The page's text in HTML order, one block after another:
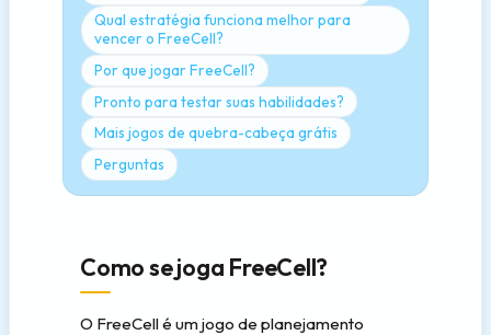
Qual estratégia funciona melhor para
vencer o FreeCell?
Por que jogar FreeCell?
Pronto para testar suas habilidades?
Mais jogos de quebra-cabeça grátis
Perguntas
Como se joga FreeCell?
O FreeCell é um jogo de planejamento